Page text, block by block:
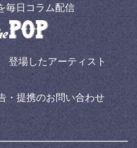
毎日コラム配信
登場したアーティスト
・提携のお問い合わせ